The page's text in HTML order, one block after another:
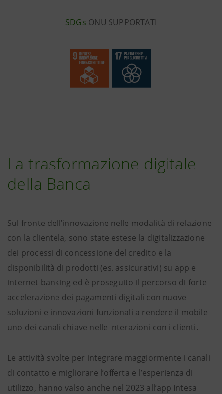
SDGs ONU SUPPORTATI
La trasformazione digitale
della Banca
Sul fronte dell’innovazione nelle modalità di relazione
con la clientela, sono state estese la digitalizzazione
dei processi di concessione del credito e la
disponibilità di prodotti (es. assicurativi) su app e
internet banking ed è proseguito il percorso di forte
accelerazione dei pagamenti digitali con nuove
soluzioni e innovazioni funzionali a rendere il mobile
uno dei canali chiave nelle interazioni con i clienti.
Le attività svolte per integrare maggiormente i canali
di contatto e migliorare l’offerta e l’esperienza di
utilizzo, hanno valso anche nel 2023 all’app Intesa